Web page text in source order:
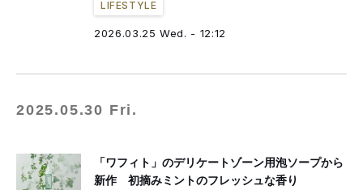
LIFESTYLE
2026.03.25 Wed. - 12:12
2025.05.30 Fri.
「ワフィト」のデリケートゾーン用泡ソープから
新作 初摘みミントのフレッシュな香り